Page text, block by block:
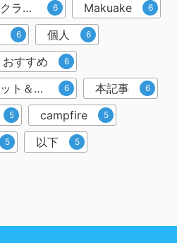
投資型クラウドファンディング 6 Makuake 6
6 個人 6
おすすめ 6
メリット＆デメリット 6 本記事 6
5 campfire 5
5 以下 5